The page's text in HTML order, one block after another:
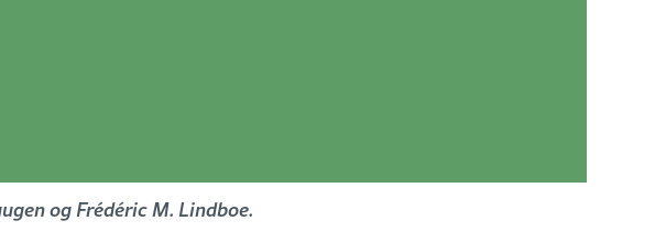
og Frédéric M. Lindboe.